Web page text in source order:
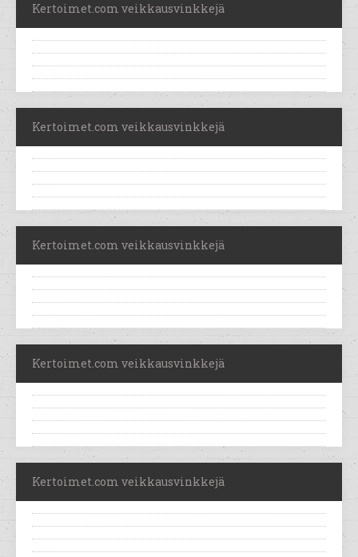
Kertoimet.com veikkausvinkkejä
Kertoimet.com veikkausvinkkejä
Kertoimet.com veikkausvinkkejä
Kertoimet.com veikkausvinkkejä
Kertoimet.com veikkausvinkkejä